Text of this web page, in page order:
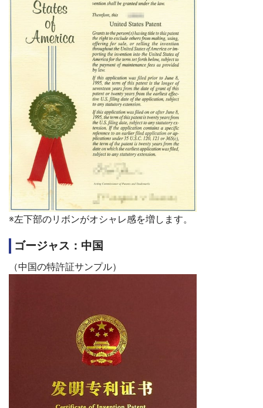
※左下部のリボンがオシャレ感を増します。
ゴージャス：中国
（中国の特許証サンプル）